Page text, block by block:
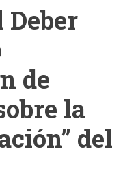
Deber
de
la
del